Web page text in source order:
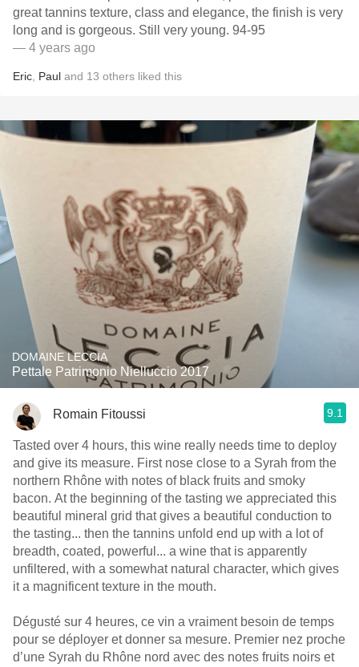
great tannins texture, class and elegance, the finish is very
long and is gorgeous. Still very young. 94-95
— 4 years ago
Eric Paul and 13 others liked this
DOMAINE LECCIA
Pettale Patrimonio Nielluccio 2017
Romain Fitoussi 9.1
Tasted over 4 hours, this wine really needs time to deploy
and give its measure. First nose close to a Syrah from the
northern Rhône with notes of black fruits and smoky
bacon. At the beginning of the tasting we appreciated this
beautiful mineral grid that gives a beautiful conduction to
the tasting... then the tannins unfold end up with a lot of
breadth, coated, powerful... a wine that is apparently
unfiltered, with a somewhat natural character, which gives
it a magnificent texture in the mouth.
Dégusté sur 4 heures, ce vin a vraiment besoin de temps
pour se déployer et donner sa mesure. Premier nez proche
d’une Syrah du Rhône nord avec des notes fruits noirs et